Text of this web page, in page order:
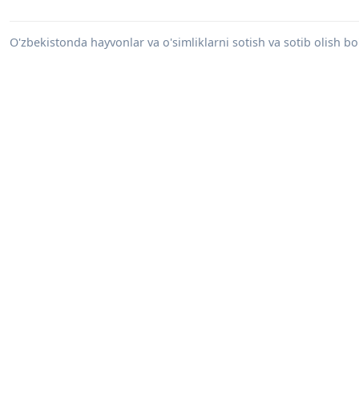
O'zbekistonda hayvonlar va o'simliklarni sotish va sotib olish